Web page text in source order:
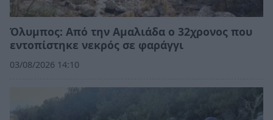
Όλυμπος: Από την Αμαλιάδα ο 32χρονος που
εντοπίστηκε νεκρός σε φαράγγι
03/08/2026 14:10